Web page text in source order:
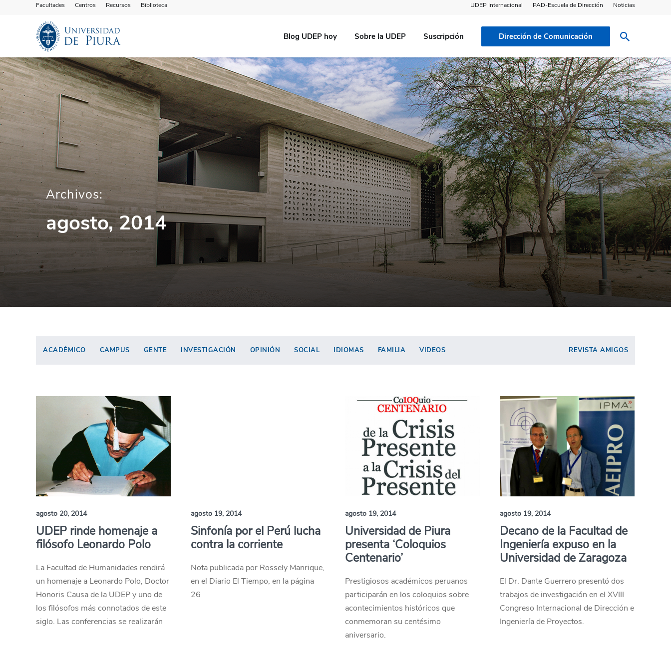
Facultades Centros Recursos Biblioteca UDEP Internacional PAD-Escuela de Dirección Noticias
Blog UDEP hoy Sobre la UDEP Suscripción Dirección de Comunicación
Archivos:
agosto, 2014
ACADÉMICO CAMPUS GENTE INVESTIGACIÓN OPINIÓN SOCIAL IDIOMAS FAMILIA VIDEOS REVISTA AMIGOS
agosto 20, 2014
UDEP rinde homenaje a
filósofo Leonardo Polo
La Facultad de Humanidades rendirá
un homenaje a Leonardo Polo, Doctor
Honoris Causa de la UDEP y uno de
los filósofos más connotados de este
siglo. Las conferencias se realizarán
agosto 19, 2014
Sinfonía por el Perú lucha
contra la corriente
Nota publicada por Rossely Manrique,
en el Diario El Tiempo, en la página
26
agosto 19, 2014
Universidad de Piura
presenta ‘Coloquios
Centenario’
Prestigiosos académicos peruanos
participarán en los coloquios sobre
acontecimientos históricos que
conmemoran su centésimo
aniversario.
agosto 19, 2014
Decano de la Facultad de
Ingeniería expuso en la
Universidad de Zaragoza
El Dr. Dante Guerrero presentó dos
trabajos de investigación en el XVIII
Congreso Internacional de Dirección e
Ingeniería de Proyectos.